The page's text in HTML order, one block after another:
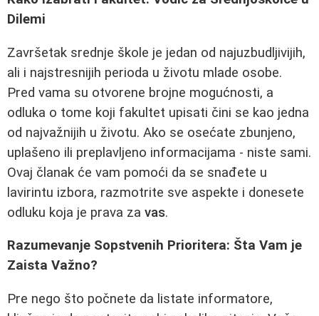
Dilemi
Završetak srednje škole je jedan od najuzbudljivijih,
ali i najstresnijih perioda u životu mlade osobe.
Pred vama su otvorene brojne mogućnosti, a
odluka o tome koji fakultet upisati čini se kao jedna
od najvažnijih u životu. Ako se osećate zbunjeno,
uplašeno ili preplavljeno informacijama - niste sami.
Ovaj članak će vam pomoći da se snađete u
lavirintu izbora, razmotrite sve aspekte i donesete
odluku koja je prava za vas.
Razumevanje Sopstvenih Prioritera: Šta Vam je
Zaista Važno?
Pre nego što počnete da listate informatore,